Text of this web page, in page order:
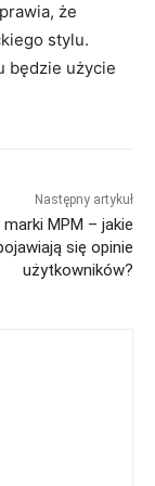
że
stylu.
będzie użycie
Następny artykuł
MPM – jakie
się opinie
użytkowników?